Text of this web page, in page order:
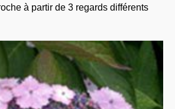
à partir de 3 regards différents